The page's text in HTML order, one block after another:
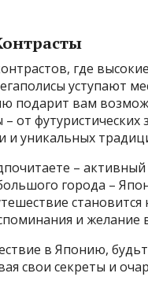
где
уступают
подарит вам
от
и уникальных
–
города –
и желание
в Японию,
свои секреты и